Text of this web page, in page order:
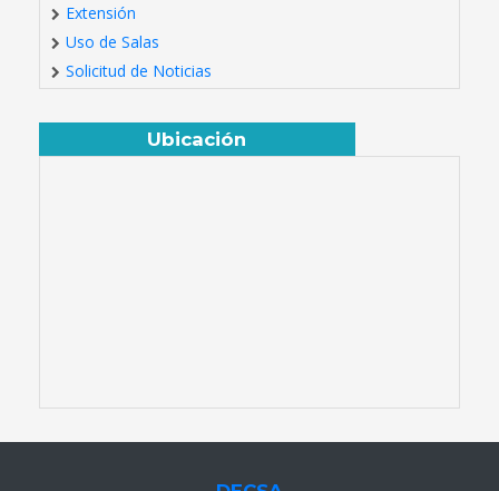
Extensión
Uso de Salas
Solicitud de Noticias
Ubicación